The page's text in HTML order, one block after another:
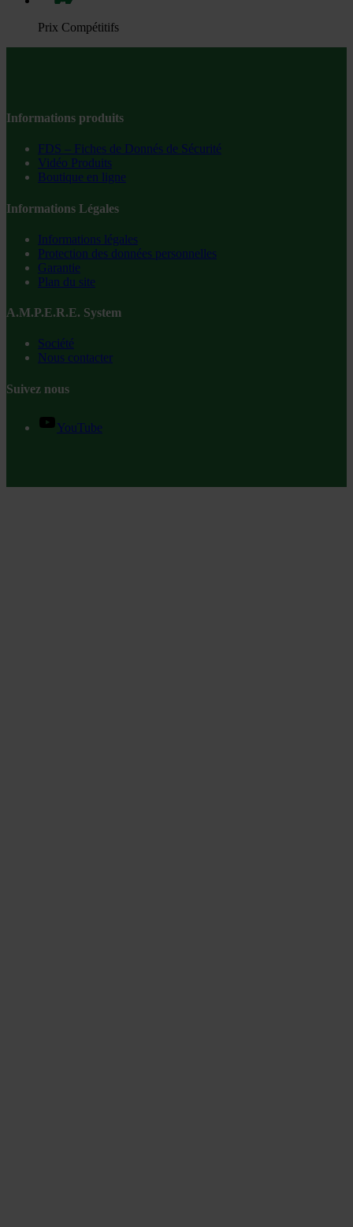
Prix Compétitifs
Informations produits
FDS – Fiches de Donnés de Sécurité
Vidéo Produits
Boutique en ligne
Informations Légales
Informations légales
Protection des données personnelles
Garantie
Plan du site
A.M.P.E.R.E. System
Société
Nous contacter
Suivez nous
YouTube